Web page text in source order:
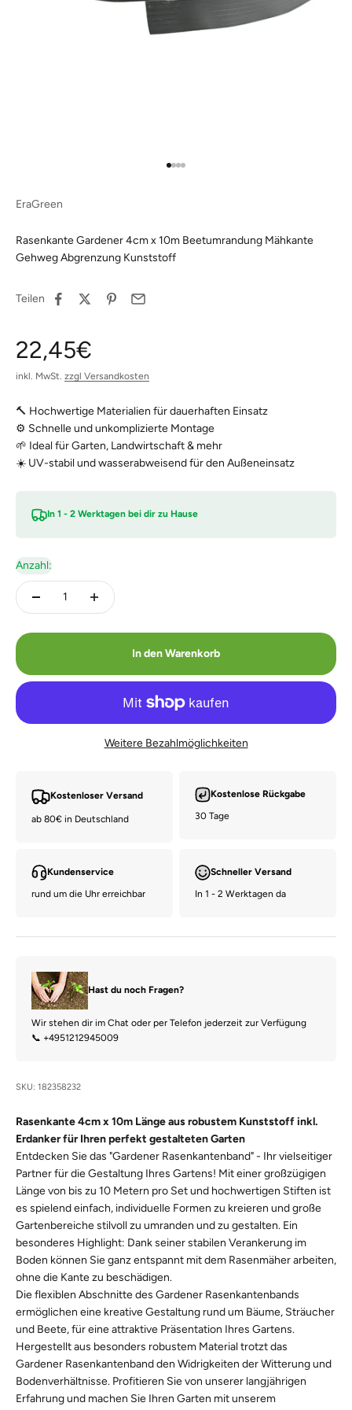
EraGreen
Rasenkante Gardener 4cm x 10m Beetumrandung Mähkante
Gehweg Abgrenzung Kunststoff
Teilen
Angebot
22,45€
inkl. MwSt. zzgl Versandkosten
🔨 Hochwertige Materialien für dauerhaften Einsatz
⚙️ Schnelle und unkomplizierte Montage
🌱 Ideal für Garten, Landwirtschaft & mehr
☀️ UV-stabil und wasserabweisend für den Außeneinsatz
In 1 - 2 Werktagen bei dir zu Hause
Anzahl:
In den Warenkorb
Weitere Bezahlmöglichkeiten
Kostenloser Versand
ab 80€ in Deutschland
Kostenlose Rückgabe
30 Tage
Kundenservice
rund um die Uhr erreichbar
Schneller Versand
In 1 - 2 Werktagen da
Hast du noch Fragen?
Wir stehen dir im Chat oder per Telefon jederzeit zur Verfügung
📞 +4951212945009
SKU: 182358232
Rasenkante 4cm x 10m Länge aus robustem Kunststoff inkl.
Erdanker für Ihren perfekt gestalteten Garten
Entdecken Sie das "Gardener Rasenkantenband" - Ihr vielseitiger
Partner für die Gestaltung Ihres Gartens! Mit einer großzügigen
Länge von bis zu 10 Metern pro Set und hochwertigen Stiften ist
es spielend einfach, individuelle Formen zu kreieren und große
Gartenbereiche stilvoll zu umranden und zu gestalten. Ein
besonderes Highlight: Dank seiner stabilen Verankerung im
Boden können Sie ganz entspannt mit dem Rasenmäher arbeiten,
ohne die Kante zu beschädigen.
Die flexiblen Abschnitte des Gardener Rasenkantenbands
ermöglichen eine kreative Gestaltung rund um Bäume, Sträucher
und Beete, für eine attraktive Präsentation Ihres Gartens.
Hergestellt aus besonders robustem Material trotzt das
Gardener Rasenkantenband den Widrigkeiten der Witterung und
Bodenverhältnisse. Profitieren Sie von unserer langjährigen
Erfahrung und machen Sie Ihren Garten mit unserem